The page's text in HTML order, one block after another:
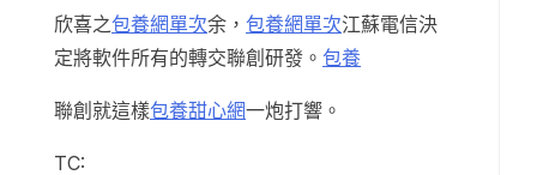
欣喜之包養網單次余， 包養網單次江蘇電信決
定將軟件所有的轉交聯創研發。 包養
聯創就這樣包養甜心網一炮打響。
TC: